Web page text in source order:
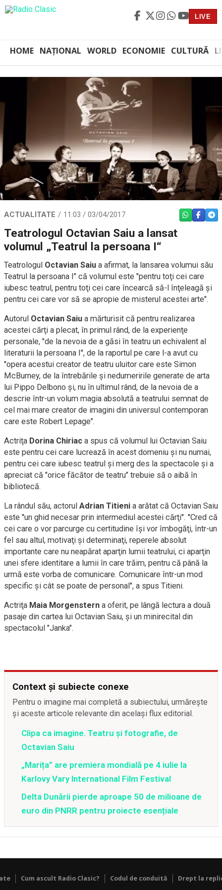
LIVE
HOME NAȚIONAL WORLD ECONOMIE CULTURĂ
ACTUALITATE 11:03 / 03/04/2017 WHATSAPP
Teatrologul Octavian Saiu a lansat
volumul „Teatrul la persoana I“
Teatrologul Octavian Saiu a afirmat, la lansarea volumui său
Teatrul la persoana I" că volumul este "pentru toţi cei care
iubesc teatrul, pentru toţi cei care încearcă să-l înţeleagă şi
pentru cei care vor să se apropie de misterul acestei arte".
Autorul Octavian Saiu a mărturisit că pentru realizarea
acestei cărţi a plecat, în primul rând, de la experienţe
personale, "de la nevoia de a găsi în teatru un echivalent al
literaturii la persoana I'', de la raportul pe care l-a avut cu
''opera acestui creator de teatru uluitor care este Simon
McBurney, de la întrebările şi nedumeririle generate de arta
lui Pippo Delbono şi, nu în ultimul rând, de la nevoia de a
descrie într-un volum magia absolută a teatrului semnat de
cel mai mare creator de imagini din universul contemporan
care este Robert Lepage".
Actriţa Dorina Chiriac a spus că volumul lui Octavian Saiu
este pentru cei care lucrează în acest domeniu şi nu numai,
pentru cei care iubesc teatrul şi merg des la spectacole şi a
apreciat că "orice făcător de teatru" trebuie să o aibă în
bibliotecă.
La rândul său, actorul Adrian Titieni a arătat că Octavian Saiu
este ''un ghid necesar prin intermediul acestei cărţi''. ''Cred că
cei care o vor parcurge cu certitudine îşi vor îmbogăţi, într-un
fel sau altul, motivaţi şi determinaţi, reperele absolut
importante care nu neapărat aparţin lumii teatrului, ci aparţin
unei sfere identitare a lumii în care trăim, pentru că până la
urmă este vorba de comunicare. Comunicare într-un mod
specific şi cât se poate de personal", a spus Titieni.
Actriţa Maia Morgenstern a oferit, pe lângă lectura a două
pasaje din cartea lui Octavian Saiu, şi un minirecital din
spectacolul "Janka".
Context și subiecte conexe
Pentru o imagine mai completă a subiectului, urmărește
și aceste articole relevante din același flux editorial.
Clipa ca imagine. Teatru și fotografie, de
Octavian Saiu
„Marița” are premiera mondială pe 4 iulie la
Karlovy Vary International Film Festival
Delta Dunării pierde aproape 50 de milioane de
euro din PNRR pentru proiecte esențiale
Cum ascult Radio Clasic? Codul de conduită Drept la